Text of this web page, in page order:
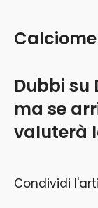
Dubbi su
ma se
valuterà
Condividi